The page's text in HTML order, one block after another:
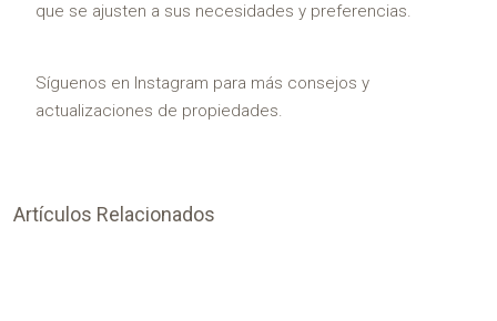
que se ajusten a sus necesidades y preferencias.
Síguenos en Instagram para más consejos y
actualizaciones de propiedades.
Artículos Relacionados